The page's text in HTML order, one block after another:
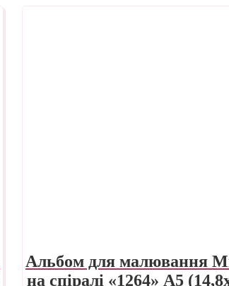
Альбом для малювання
на спіралі «1264» А5